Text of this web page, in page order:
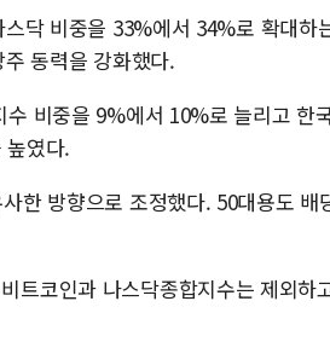
닥 비중을 33%에서 34%로 확대하
동력을 강화했다.
수 비중을 9%에서 10%로 늘리고 한
높였다.
한 방향으로 조정했다. 50대용도
트코인과 나스닥종합지수는 제외하